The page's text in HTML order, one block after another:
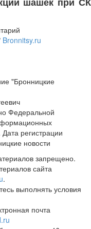
Bronnitsy.ru
"Бронницкие
Федеральной
регистрации
новости
запрещено.
сайта
.
выполнять условия
почта